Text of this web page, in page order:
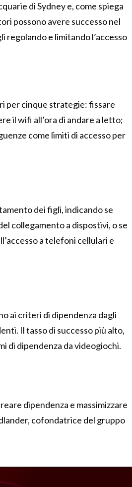
di Sydney e, come spiega
possono avere successo nel
regolando e limitando l’accesso
per cinque strategie: fissare
il wifi all’ora di andare a letto;
come limiti di accesso per
dei figli, indicando se
collegamento a dispostivi, o se
a telefoni cellulari e
ai criteri di dipendenza dagli
Il tasso di successo più alto,
di dipendenza da videogiochi.
dipendenza e massimizzare
cofondatrice del gruppo